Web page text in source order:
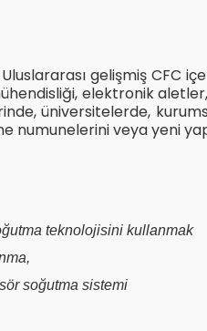
gelişmiş CFC
elektronik
üniversitelerde,
numunelerini veya yeni
teknolojisini kullanmak
soğutma sistemi